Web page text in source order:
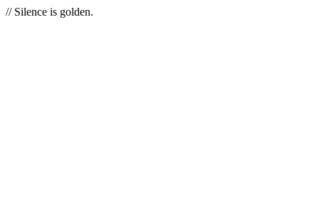
// Silence is golden.